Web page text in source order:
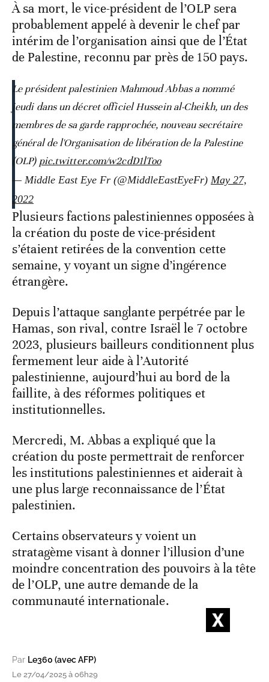
À sa mort, le vice-président de l’OLP sera
probablement appelé à devenir le chef par
intérim de l’organisation ainsi que de l’État
de Palestine, reconnu par près de 150 pays.
Le président palestinien Mahmoud Abbas a nommé
jeudi dans un décret officiel Hussein al-Cheikh, un des
membres de sa garde rapprochée, nouveau secrétaire
général de l'Organisation de libération de la Palestine
(OLP) pic.twitter.com/w2cdD1lToo
— Middle East Eye Fr (@MiddleEastEyeFr) May 27,
2022
Plusieurs factions palestiniennes opposées à
la création du poste de vice-président
s’étaient retirées de la convention cette
semaine, y voyant un signe d’ingérence
étrangère.
Depuis l’attaque sanglante perpétrée par le
Hamas, son rival, contre Israël le 7 octobre
2023, plusieurs bailleurs conditionnent plus
fermement leur aide à l’Autorité
palestinienne, aujourd’hui au bord de la
faillite, à des réformes politiques et
institutionnelles.
Mercredi, M. Abbas a expliqué que la
création du poste permettrait de renforcer
les institutions palestiniennes et aiderait à
une plus large reconnaissance de l’État
palestinien.
Certains observateurs y voient un
stratagème visant à donner l’illusion d’une
moindre concentration des pouvoirs à la tête
de l’OLP, une autre demande de la
communauté internationale.
Par Le360 (avec AFP)
Le 27/04/2025 à 06h29